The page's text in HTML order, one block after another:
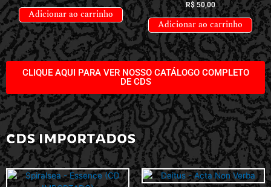
Adicionar ao carrinho
R$50,00
Adicionar ao carrinho
CLIQUE AQUI PARA VER NOSSO CATÁLOGO COMPLETO
DE CDS
CDS IMPORTADOS